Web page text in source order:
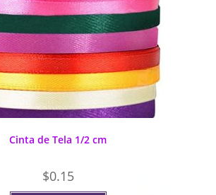
Cinta de Tela 1/2 cm
$0.15